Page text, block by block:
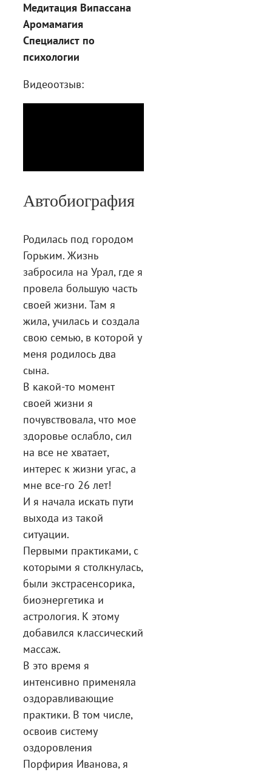
Медитация Випассана
Аромамагия
Специалист по
психологии
Видеоотзыв:
Автобиография
Родилась под городом
Горьким. Жизнь
забросила на Урал, где я
провела большую часть
своей жизни. Там я
жила, училась и создала
свою семью, в которой у
меня родилось два
сына.
В какой-то момент
своей жизни я
почувствовала, что мое
здоровье ослабло, сил
на все не хватает,
интерес к жизни угас, а
мне все-го 26 лет!
И я начала искать пути
выхода из такой
ситуации.
Первыми практиками, с
которыми я столкнулась,
были экстрасенсорика,
биоэнергетика и
астрология. К этому
добавился классический
массаж.
В это время я
интенсивно применяла
оздоравливающие
практики. В том числе,
освоив систему
оздоровления
Порфирия Иванова, я